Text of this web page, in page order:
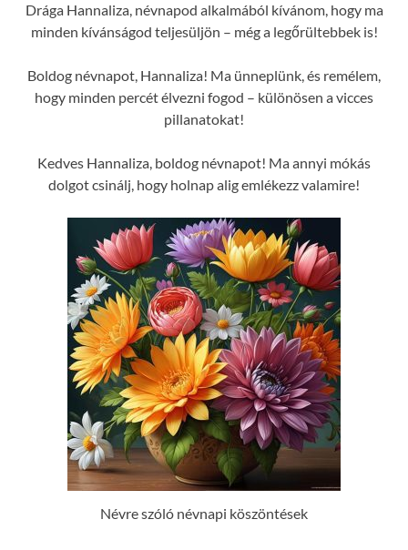
Drága Hannaliza, névnapod alkalmából kívánom, hogy ma
minden kívánságod teljesüljön – még a legőrültebbek is!
Boldog névnapot, Hannaliza! Ma ünneplünk, és remélem,
hogy minden percét élvezni fogod – különösen a vicces
pillanatokat!
Kedves Hannaliza, boldog névnapot! Ma annyi mókás
dolgot csinálj, hogy holnap alig emlékezz valamire!
Névre szóló névnapi köszöntések